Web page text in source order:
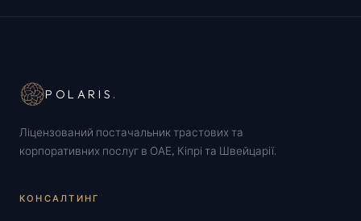
POLARIS .
Ліцензований постачальник трастових та
корпоративних послуг в ОАЕ, Кіпрі та Швейцарії.
КОНСАЛТИНГ